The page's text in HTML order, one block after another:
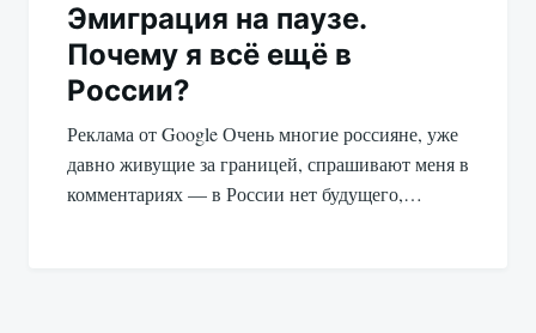
Эмиграция на паузе.
Почему я всё ещё в
России?
Реклама от Google Очень многие россияне, уже
давно живущие за границей, спрашивают меня в
комментариях — в России нет будущего,…